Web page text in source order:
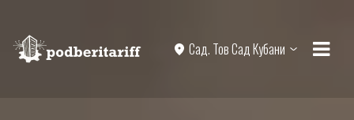
Сад. Тов Сад Кубани